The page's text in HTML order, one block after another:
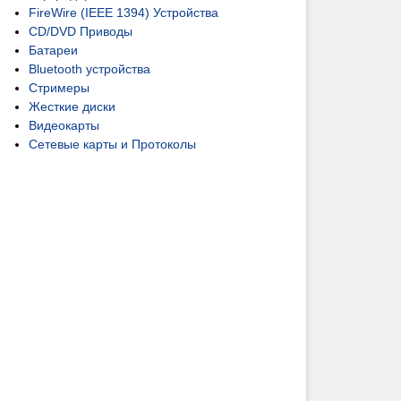
FireWire (IEEE 1394) Устройства
CD/DVD Приводы
Батареи
Bluetooth устройства
Стримеры
Жесткие диски
Видеокарты
Сетевые карты и Протоколы